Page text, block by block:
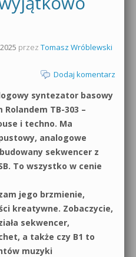
przez Tomasz Wróblewski
Dodaj komentarz
syntezator basowy
TB-303 –
i techno. Ma
analogowe
sekwencer z
To wszystko w cenie
jego brzmienie,
kreatywne. Zobaczycie,
sekwencer,
a także czy B1 to
muzyki